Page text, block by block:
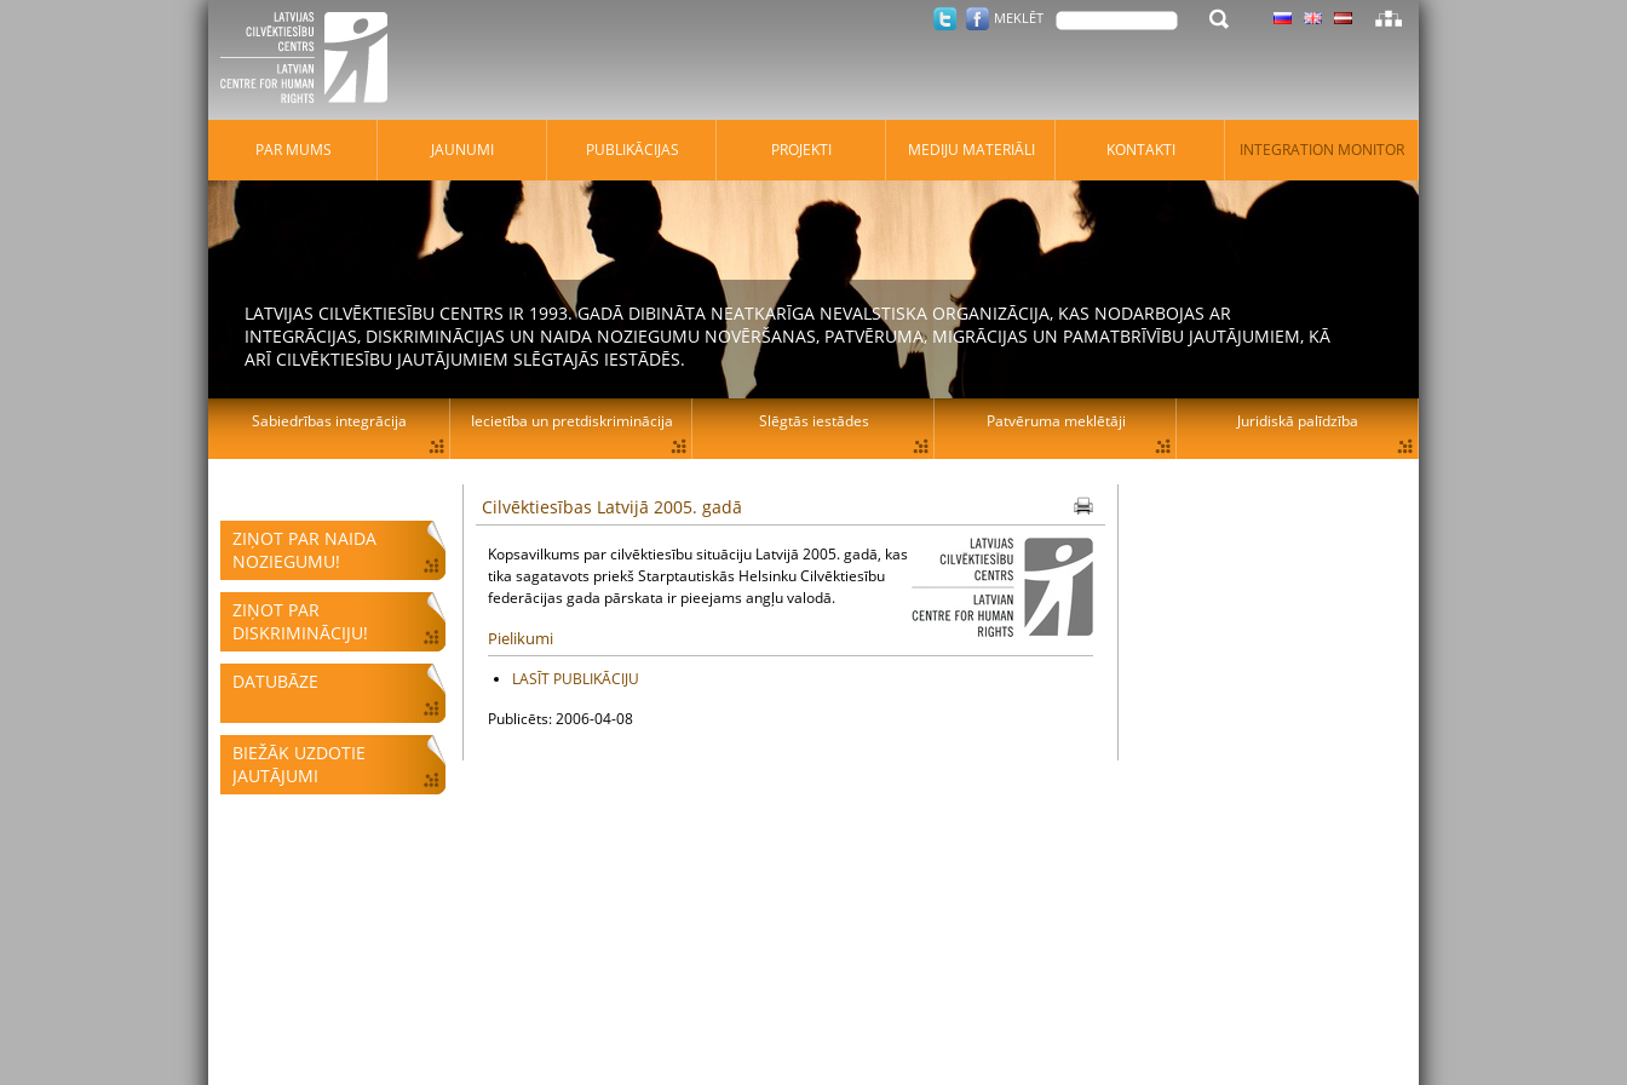
ZIŅOT PAR NAIDA
NOZIEGUMU!
ZIŅOT PAR
DISKRIMINĀCIJU!
DATUBĀZE
BIEŽĀK UZDOTIE
JAUTĀJUMI
Cilvēktiesības Latvijā 2005. gadā
Kopsavilkums par cilvēktiesību situāciju Latvijā 2005. gadā, kas
tika sagatavots priekš Starptautiskās Helsinku Cilvēktiesību
federācijas gada pārskata ir pieejams angļu valodā.
Pielikumi
LASĪT PUBLIKĀCIJU
Publicēts: 2006-04-08
MEKLĒT
PAR MUMS JAUNUMI PUBLIKĀCIJAS PROJEKTI MEDIJU MATERIĀLI KONTAKTI INTEGRATION MONITOR
LATVIJAS CILVĒKTIESĪBU CENTRS IR 1993. GADĀ DIBINĀTA NEATKARĪGA NEVALSTISKA ORGANIZĀCIJA, KAS NODARBOJAS AR
INTEGRĀCIJAS, DISKRIMINĀCIJAS UN NAIDA NOZIEGUMU NOVĒRŠANAS, PATVĒRUMA, MIGRĀCIJAS UN PAMATBRĪVĪBU JAUTĀJUMIEM, KĀ
ARĪ CILVĒKTIESĪBU JAUTĀJUMIEM SLĒGTAJĀS IESTĀDĒS.
Sabiedrības integrācija Iecietība un pretdiskriminācija Slēgtās iestādes Patvēruma meklētāji Juridiskā palīdzība